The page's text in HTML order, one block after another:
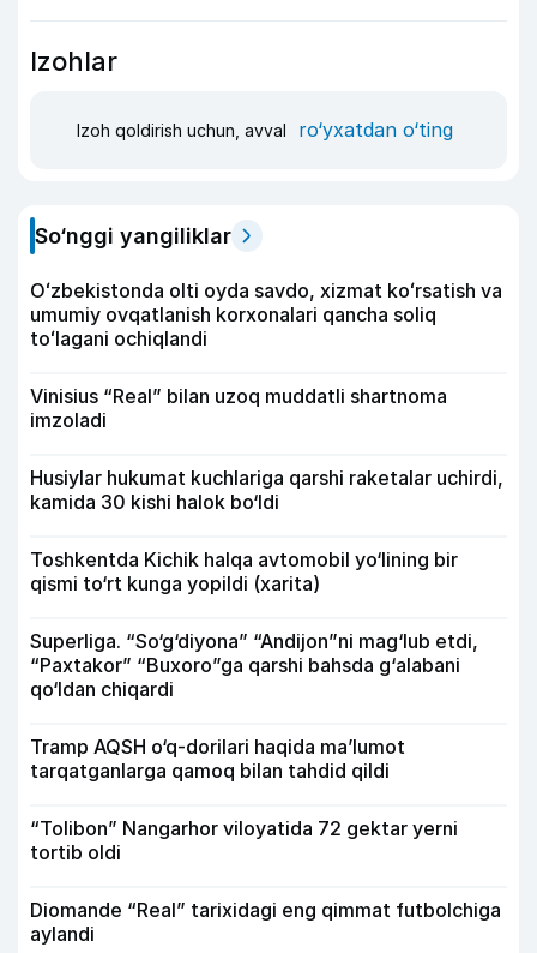
Izohlar
Izoh qoldirish uchun, avval ro‘yxatdan o‘ting
So‘nggi yangiliklar
Oʻzbekistonda olti oyda savdo, xizmat koʻrsatish va
umumiy ovqatlanish korxonalari qancha soliq
toʻlagani ochiqlandi
Vinisius “Real” bilan uzoq muddatli shartnoma
imzoladi
Husiylar hukumat kuchlariga qarshi raketalar uchirdi,
kamida 30 kishi halok bo‘ldi
Toshkentda Kichik halqa avtomobil yo‘lining bir
qismi to‘rt kunga yopildi (xarita)
Superliga. “So‘g‘diyona” “Andijon”ni mag‘lub etdi,
“Paxtakor” “Buxoro”ga qarshi bahsda g‘alabani
qo‘ldan chiqardi
Tramp AQSH o‘q-dorilari haqida ma’lumot
tarqatganlarga qamoq bilan tahdid qildi
“Tolibon” Nangarhor viloyatida 72 gektar yerni
tortib oldi
Diomande “Real” tarixidagi eng qimmat futbolchiga
aylandi